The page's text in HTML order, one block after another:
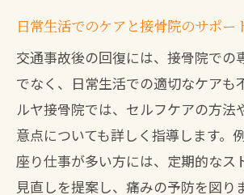
日常生活でのケアと接骨院のサポー
交通事故後の回復には、接骨院での
でなく、日常生活での適切なケアも
ルヤ接骨院では、セルフケアの方法
意点についても詳しく指導します。
座り仕事が多い方には、定期的なス
見直しを提案し、痛みの予防を図り